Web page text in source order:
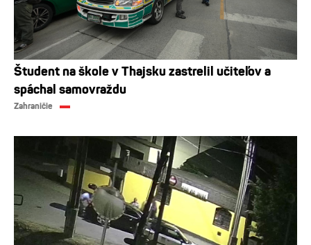
Študent na škole v Thajsku zastrelil učiteľov a
spáchal samovraždu
Zahraničie